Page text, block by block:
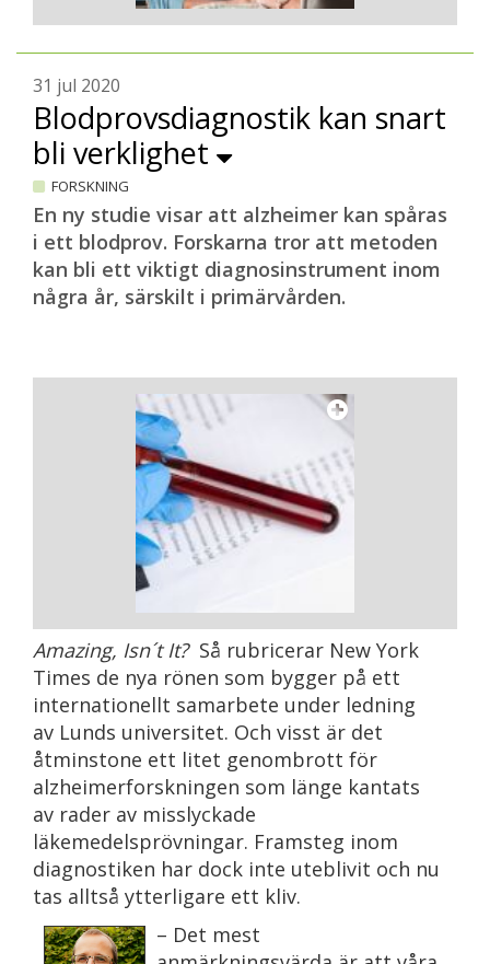
31 jul 2020
Blodprovsdiagnostik kan snart
bli verklighet
FORSKNING
En ny studie visar att alzheimer kan spåras
i ett blodprov. Forskarna tror att metoden
kan bli ett viktigt diagnosinstrument inom
några år, särskilt i primärvården.
Amazing, Isn´t It? Så rubricerar New York
Times de nya rönen som bygger på ett
internationellt samarbete under ledning
av Lunds universitet. Och visst är det
åtminstone ett litet genombrott för
alzheimerforskningen som länge kantats
av rader av misslyckade
läkemedelsprövningar. Framsteg inom
diagnostiken har dock inte uteblivit och nu
tas alltså ytterligare ett kliv.
– Det mest